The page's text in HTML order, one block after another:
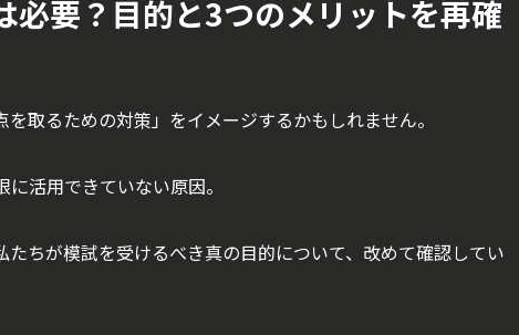
必要？目的と3つのメリットを再確
取るための対策」をイメージするかもしれません。
活用できていない原因。
ちが模試を受けるべき真の目的について、改めて確認してい